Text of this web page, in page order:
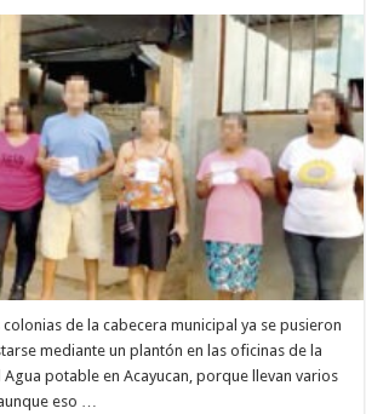
de la cabecera municipal ya se pusieron
mediante un plantón en las oficinas de la
potable en Acayucan, porque llevan varios
eso …